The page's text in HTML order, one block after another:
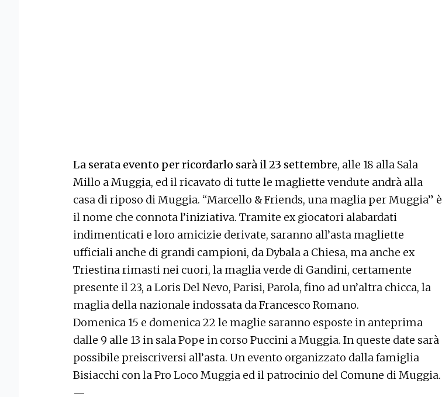
La serata evento per ricordarlo sarà il 23 settembre, alle 18 alla Sala
Millo a Muggia, ed il ricavato di tutte le magliette vendute andrà alla
casa di riposo di Muggia. “Marcello & Friends, una maglia per Muggia” è
il nome che connota l’iniziativa. Tramite ex giocatori alabardati
indimenticati e loro amicizie derivate, saranno all’asta magliette
ufficiali anche di grandi campioni, da Dybala a Chiesa, ma anche ex
Triestina rimasti nei cuori, la maglia verde di Gandini, certamente
presente il 23, a Loris Del Nevo, Parisi, Parola, fino ad un’altra chicca, la
maglia della nazionale indossata da Francesco Romano.
Domenica 15 e domenica 22 le maglie saranno esposte in anteprima
dalle 9 alle 13 in sala Pope in corso Puccini a Muggia. In queste date sarà
possibile preiscriversi all’asta. Un evento organizzato dalla famiglia
Bisiacchi con la Pro Loco Muggia ed il patrocinio del Comune di Muggia.
—